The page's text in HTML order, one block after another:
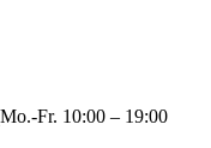
Fr. 10:00 – 19:00